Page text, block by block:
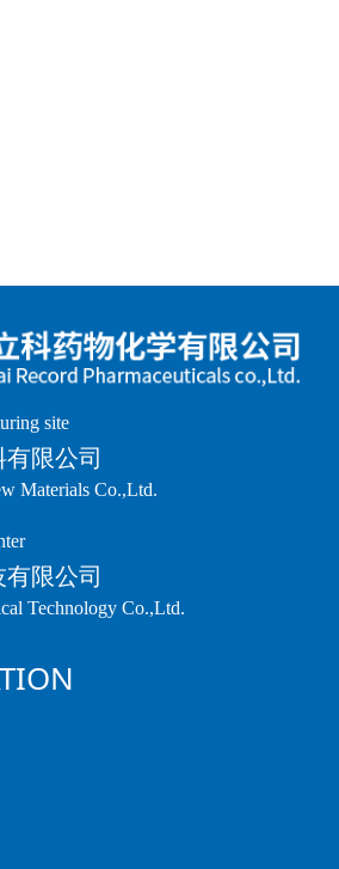
site
限公司
Materials Co.,Ltd.
有限公司
Technology Co.,Ltd.